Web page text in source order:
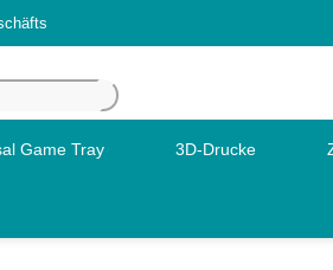
Game Tray 3D-Drucke